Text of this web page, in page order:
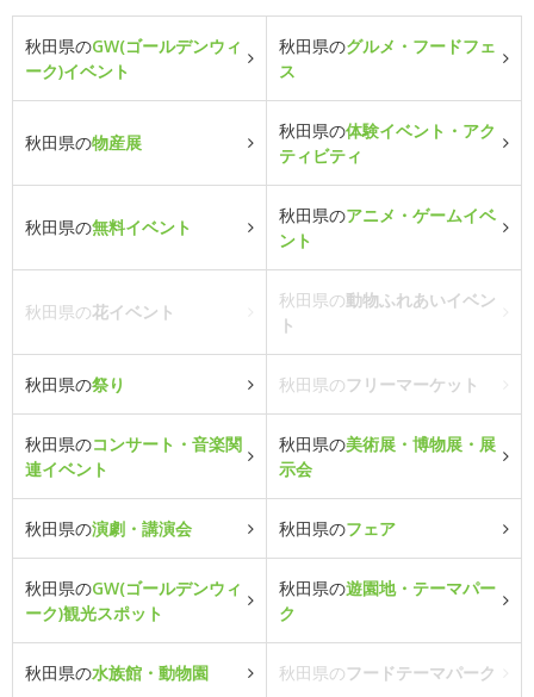
秋田県のGW(ゴールデンウィ
ーク)イベント
秋田県のグルメ・フードフェ
ス
秋田県の物産展
秋田県の体験イベント・アク
ティビティ
秋田県の無料イベント
秋田県のアニメ・ゲームイベ
ント
秋田県の花イベント
秋田県の動物ふれあいイベン
ト
秋田県の祭り 秋田県のフリーマーケット
秋田県のコンサート・音楽関
連イベント
秋田県の美術展・博物展・展
示会
秋田県の演劇・講演会 秋田県のフェア
秋田県のGW(ゴールデンウィ
ーク)観光スポット
秋田県の遊園地・テーマパー
ク
秋田県の水族館・動物園 秋田県のフードテーマパーク